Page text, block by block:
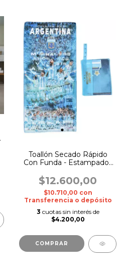
Toallón Secado Rápido
Con Funda - Estampados
$12.600,00
$10.710,00 con
Transferencia o depósito
3 cuotas sin interés de
$4.200,00
COMPRAR